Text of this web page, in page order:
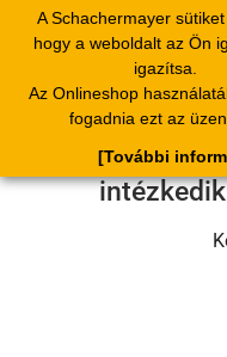
A Schachermayer sütiket
hogy a weboldalt az Ön
igazítsa.
Az Onlineshop
fogadnia ezt az
[További
navigation
Sajnos